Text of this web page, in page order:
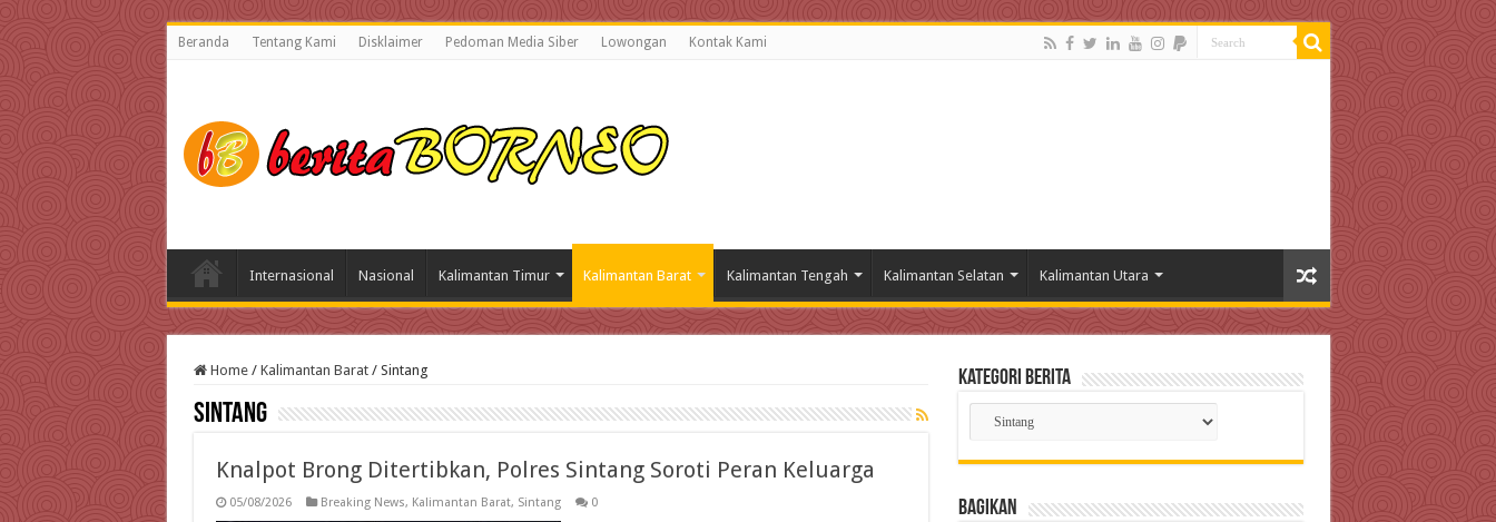
Beranda Tentang Kami Disklaimer Pedoman Media Siber Lowongan Kontak Kami
Internasional Nasional Kalimantan Timur Kalimantan Barat Kalimantan Tengah Kalimantan Selatan Kalimantan Utara
Home / Kalimantan Barat / Sintang
Sintang
Knalpot Brong Ditertibkan, Polres Sintang Soroti Peran Keluarga
05/08/2026 Breaking News, Kalimantan Barat, Sintang 0
Kategori Berita
Kategori
Berita
Bagikan